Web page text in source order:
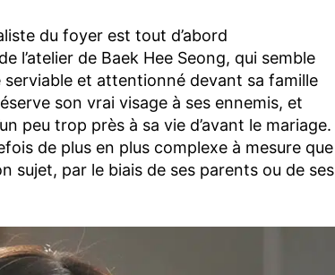
du foyer est tout d’abord
l’atelier de Baek Hee Seong, qui semble
et attentionné devant sa famille
son vrai visage à ses ennemis, et
peu trop près à sa vie d’avant le mariage.
de plus en plus complexe à mesure que
sujet, par le biais de ses parents ou de ses